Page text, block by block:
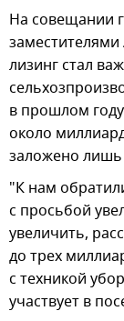
На совещании
лизинг стал
в прошлом
около
заложено
"К нам
с просьбой
увеличить,
до трех
с техникой
участвует в